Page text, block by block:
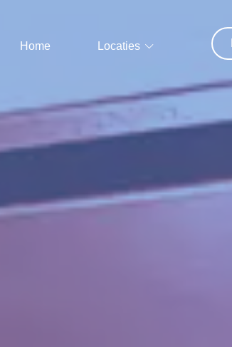
Home Locaties